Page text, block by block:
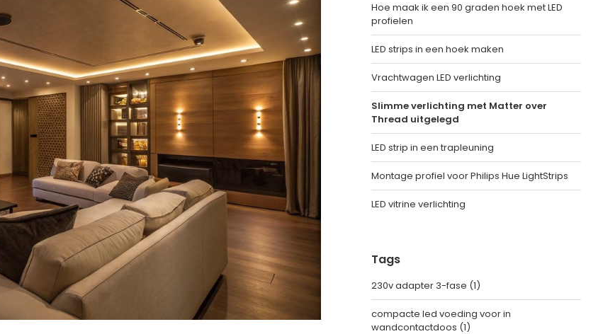
Hoe maak ik een 90 graden hoek met LED
profielen
LED strips in een hoek maken
Vrachtwagen LED verlichting
Slimme verlichting met Matter over
Thread uitgelegd
LED strip in een trapleuning
Montage profiel voor Philips Hue LightStrips
LED vitrine verlichting
Tags
230v adapter 3-fase (1)
compacte led voeding voor in
wandcontactdoos (1)